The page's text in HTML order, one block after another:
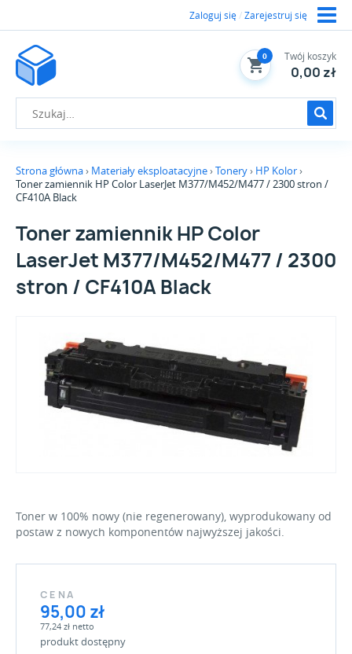
Zaloguj się /Zarejestruj się
0 Twój koszyk
0,00 zł
Strona główna Materiały eksploatacyjne Tonery
HP Kolor
Toner zamiennik HP Color LaserJet M377/M452/M477 / 2300 stron /
CF410A Black
Toner zamiennik HP Color
LaserJet M377/M452/M477 / 2300
stron / CF410A Black
Toner w 100% nowy (nie regenerowany), wyprodukowany od
postaw z nowych komponentów najwyższej jakości.
CENA
95,00 zł
77,24 zł netto
produkt dostępny